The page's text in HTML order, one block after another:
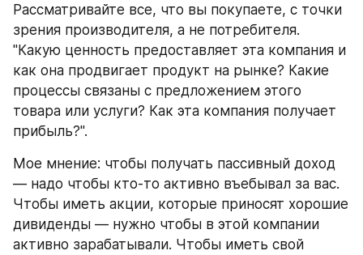
Рассматривайте все, что вы покупаете, с точки
зрения производителя, а не потребителя.
"Какую ценность предоставляет эта компания и
как она продвигает продукт на рынке? Какие
процессы связаны с предложением этого
товара или услуги? Как эта компания получает
прибыль?".
Мое мнение: чтобы получать пассивный доход
— надо чтобы кто-то активно въебывал за вас.
Чтобы иметь акции, которые приносят хорошие
дивиденды — нужно чтобы в этой компании
активно зарабатывали. Чтобы иметь свой